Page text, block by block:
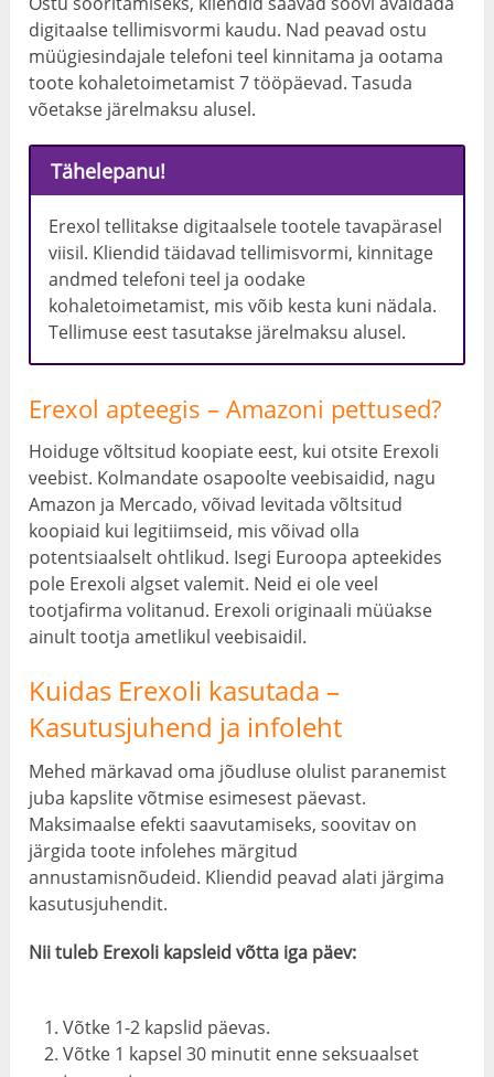
digitaalse tellimisvormi kaudu. Nad peavad ostu
müügiesindajale telefoni teel kinnitama ja ootama
toote kohaletoimetamist 7 tööpäevad. Tasuda
võetakse järelmaksu alusel.
Tähelepanu!
Erexol tellitakse digitaalsele tootele tavapärasel
viisil. Kliendid täidavad tellimisvormi, kinnitage
andmed telefoni teel ja oodake
kohaletoimetamist, mis võib kesta kuni nädala.
Tellimuse eest tasutakse järelmaksu alusel.
Erexol apteegis – Amazoni pettused?
Hoiduge võltsitud koopiate eest, kui otsite Erexoli
veebist. Kolmandate osapoolte veebisaidid, nagu
Amazon ja Mercado, võivad levitada võltsitud
koopiaid kui legitiimseid, mis võivad olla
potentsiaalselt ohtlikud. Isegi Euroopa apteekides
pole Erexoli algset valemit. Neid ei ole veel
tootjafirma volitanud. Erexoli originaali müüakse
ainult tootja ametlikul veebisaidil.
Kuidas Erexoli kasutada –
Kasutusjuhend ja infoleht
Mehed märkavad oma jõudluse olulist paranemist
juba kapslite võtmise esimesest päevast.
Maksimaalse efekti saavutamiseks, soovitav on
järgida toote infolehes märgitud
annustamisnõudeid. Kliendid peavad alati järgima
kasutusjuhendit.
Nii tuleb Erexoli kapsleid võtta iga päev:
Võtke 1-2 kapslid päevas.
Võtke 1 kapsel 30 minutit enne seksuaalset